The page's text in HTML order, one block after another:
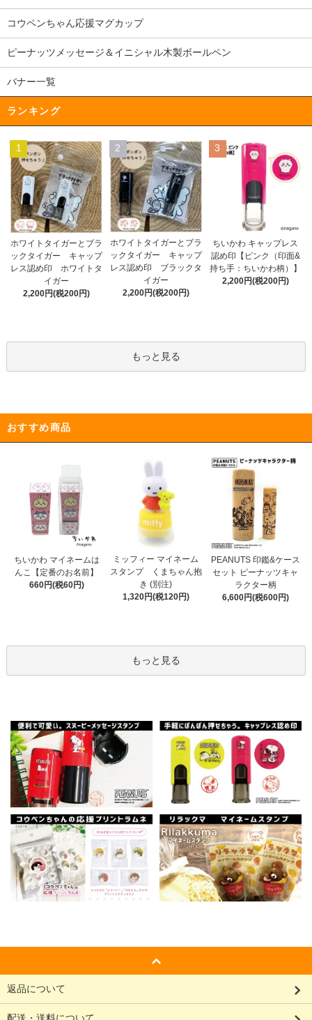
コウペンちゃん応援マグカップ
ピーナッツメッセージ＆イニシャル木製ボールペン
バナー一覧
ランキング
1
ホワイトタイガーとブラ
ックタイガー キャップ
レス認め印 ホワイトタ
イガー
2,200円(税200円)
2
ホワイトタイガーとブラ
ックタイガー キャップ
レス認め印 ブラックタ
イガー
2,200円(税200円)
3
ちいかわ キャップレス
認め印【ピンク（印面&
持ち手：ちいかわ柄）】
2,200円(税200円)
もっと見る
おすすめ商品
ちいかわ マイネームは
んこ【定番のお名前】
660円(税60円)
ミッフィー マイネーム
スタンプ くまちゃん抱
き (別注)
1,320円(税120円)
PEANUTS 印鑑&ケース
セット ピーナッツキャ
ラクター柄
6,600円(税600円)
もっと見る
返品について
配送・送料について